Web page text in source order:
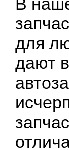
для
дают